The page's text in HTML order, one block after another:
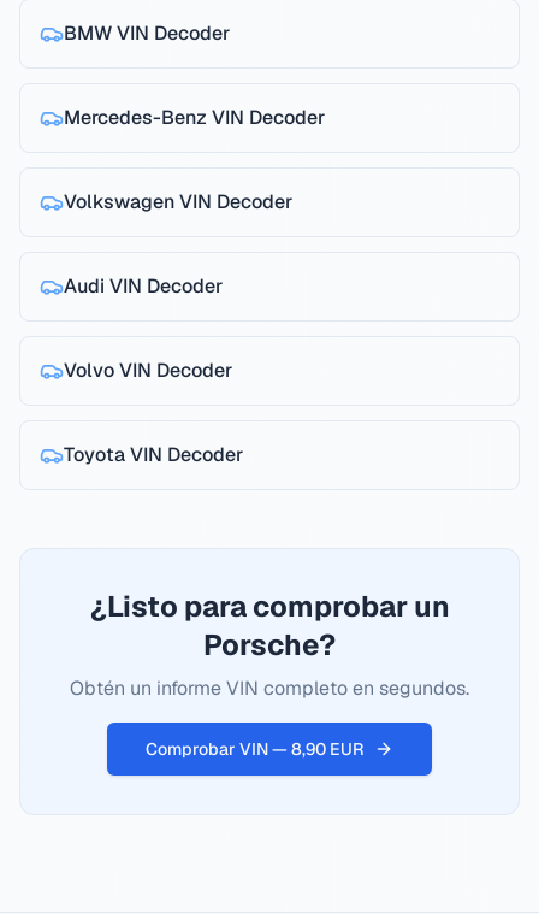
BMWVIN Decoder
Mercedes-Benz VIN Decoder
VolkswagenVIN Decoder
Audi VIN Decoder
VolvoVIN Decoder
ToyotaVIN Decoder
¿Listo para comprobar un
Porsche?
Obtén un informe VIN completo en segundos.
Comprobar VIN — 8,90 EUR